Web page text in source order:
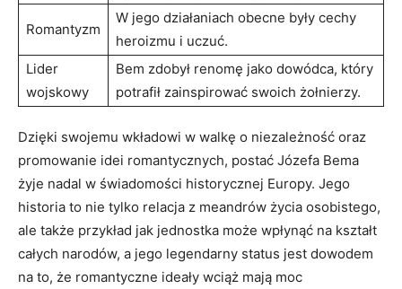
Romantyzm
W ⁤jego ‍działaniach ‍obecne były cechy
heroizmu i uczuć.
Lider
wojskowy
Bem⁣ zdobył renomę jako dowódca, który
⁢potrafił zainspirować swoich żołnierzy.
Dzięki swojemu wkładowi w walkę o niezależność oraz ​
promowanie idei romantycznych, ⁤postać Józefa Bema
żyje nadal w świadomości historycznej Europy. Jego⁣
historia to nie tylko relacja z‍ meandrów życia osobistego,
ale także przykład jak jednostka‍ może wpłynąć na kształt
całych narodów, a jego legendarny status jest dowodem
na to, że romantyczne ideały wciąż mają moc